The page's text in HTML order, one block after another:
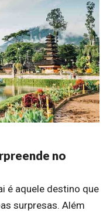
no
é aquele destino que
surpresas. Além